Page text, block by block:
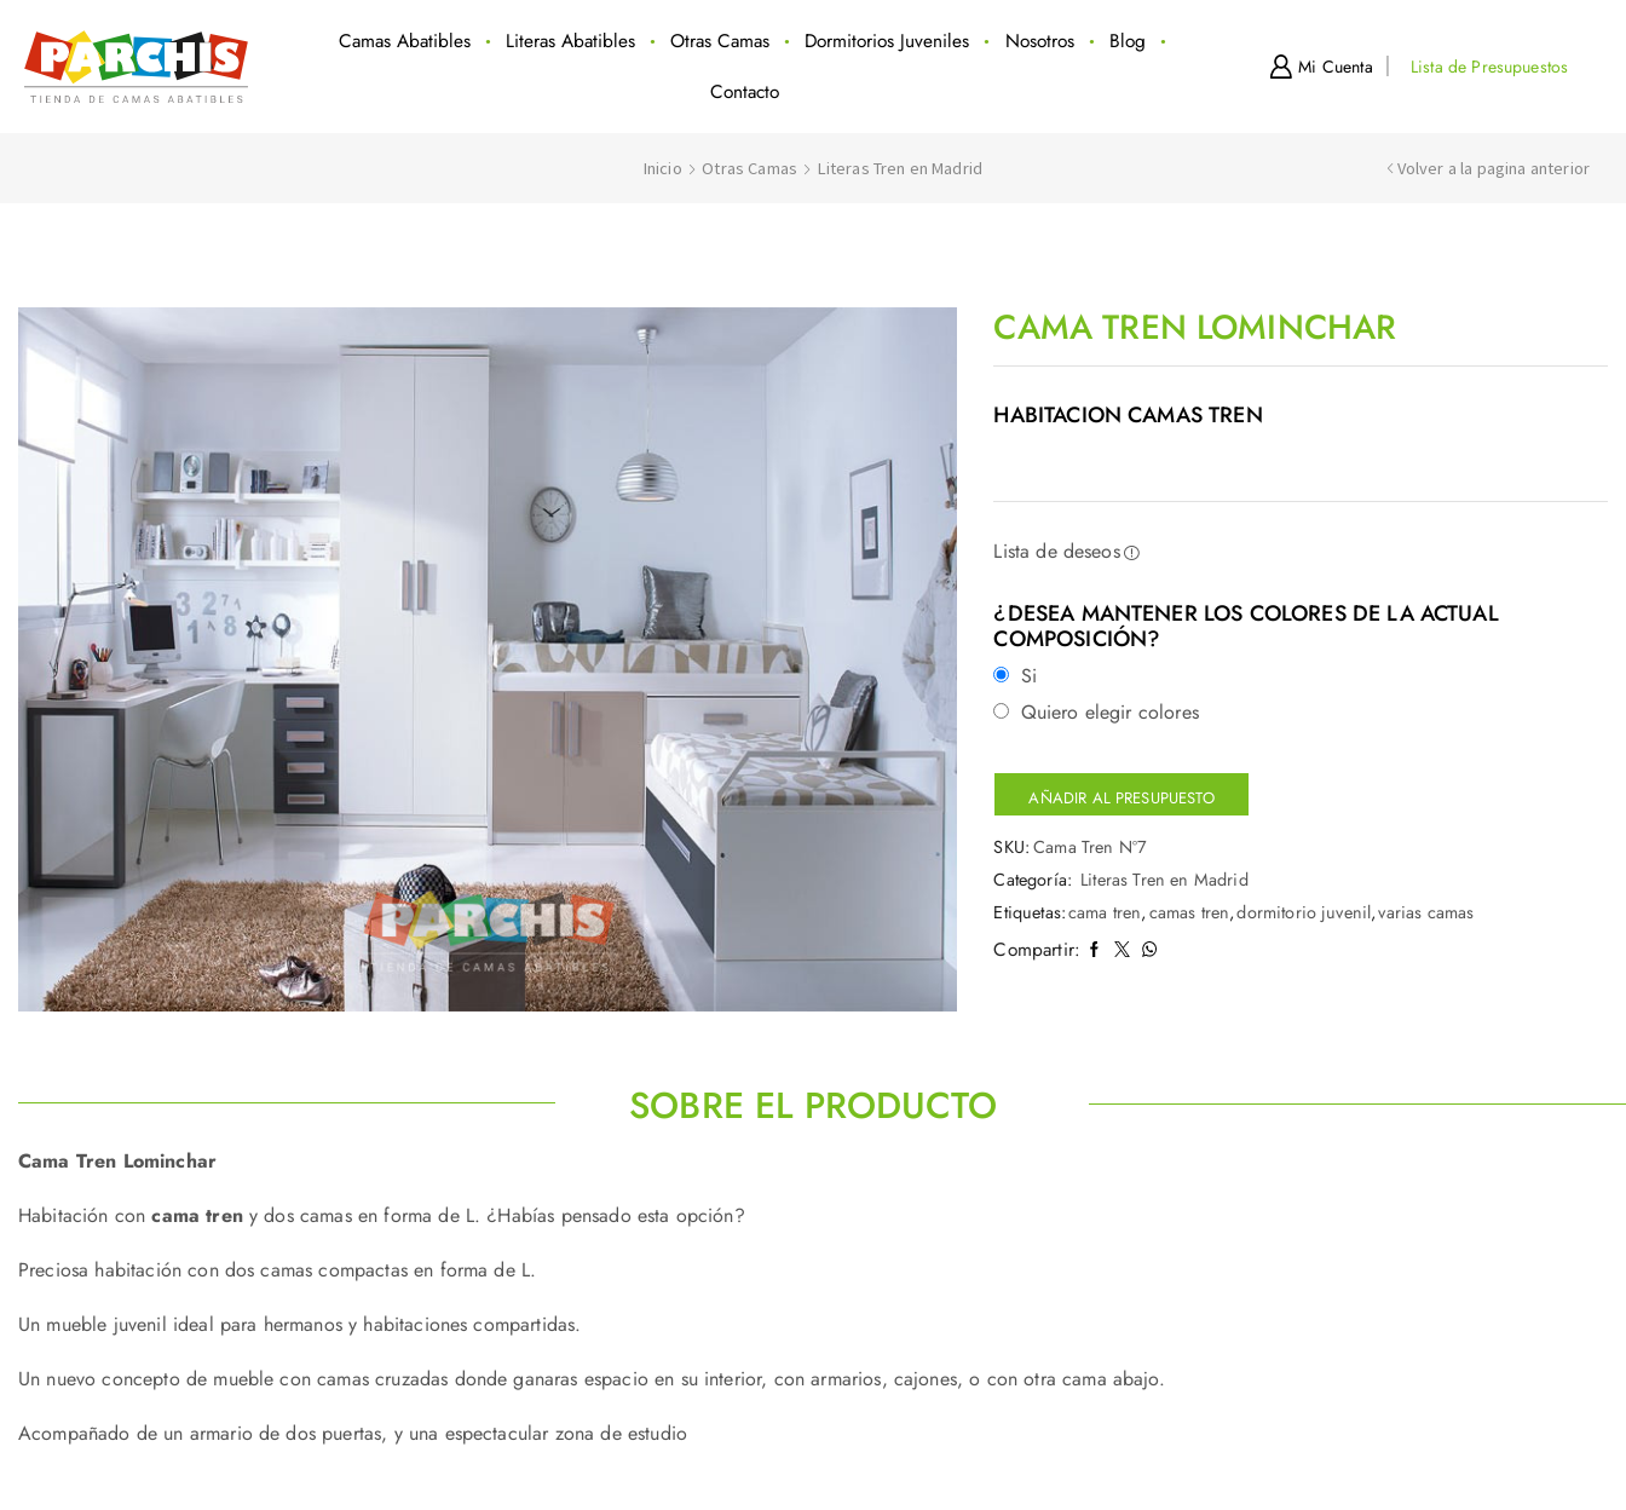
Camas Abatibles Literas Abatibles Otras Camas Dormitorios Juveniles Nosotros
Blog
Contacto
Mi Cuenta Lista de Presupuestos
Inicio Otras Camas Literas Tren en Madrid Volver a la pagina anterior
CAMA TREN LOMINCHAR
HABITACION CAMAS TREN
Lista de deseos
¿DESEA MANTENER LOS COLORES DE LA ACTUAL
COMPOSICIÓN?
Si
Quiero elegir colores
AÑADIR AL PRESUPUESTO
SKU: Cama Tren Nº7
Categoría: Literas Tren en Madrid
Etiquetas:cama tren, camas tren,dormitorio juvenil,varias camas
Compartir:
SOBRE EL PRODUCTO
Cama Tren Lominchar
Habitación concama treny dos camas en forma de L. ¿Habías pensado esta opción?
Preciosa habitación con dos camas compactas en forma de L.
Un mueble juvenil ideal para hermanos y habitaciones compartidas.
Un nuevo concepto de mueble con camas cruzadas donde ganaras espacio en su interior, con armarios, cajones, o con otra cama abajo.
Acompañado de un armario de dos puertas, y una espectacular zona de estudio